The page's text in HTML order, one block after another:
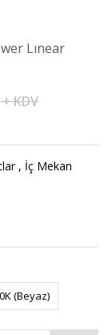
Lınear
KDV
, İç Mekan
(Beyaz)